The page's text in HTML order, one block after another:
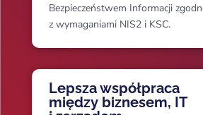
Bezpieczeństwem Informacji
z wymaganiami NIS2 i KSC.
Lepsza współpraca
między biznesem, IT